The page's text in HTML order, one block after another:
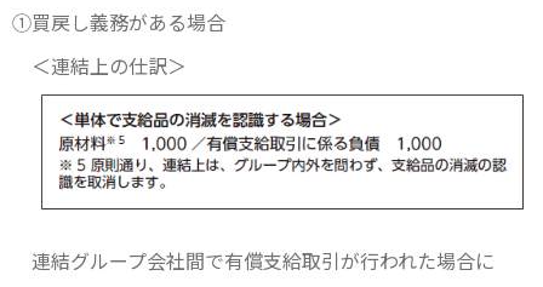
①買戻し義務がある場合
＜連結上の仕訳＞
連結グループ会社間で有償支給取引が行われた場合に